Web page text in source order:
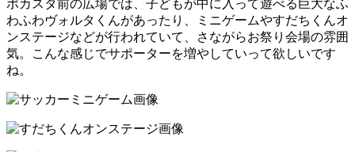
ポカスタ前の広場では、子どもが中に入って遊べる巨大なふ
わふわヴォルタくんがあったり、ミニゲームやすだちくんオ
ンステージなどが行われていて、さながらお祭り会場の雰囲
気。こんな感じでサポーターを増やしていって欲しいです
ね。